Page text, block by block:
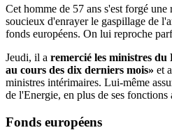
Cet homme de 57 ans s'est forgé une
soucieux d'enrayer le gaspillage de
fonds européens. On lui reproche
Jeudi, il a remercié les ministres
au cours des dix derniers mois» et
ministres intérimaires. Lui-même
de l'Energie, en plus de ses fonctions
Fonds européens